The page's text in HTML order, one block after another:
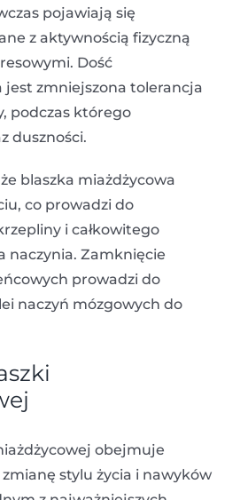
pojawiają się
z aktywnością fizyczną
Dość
jest zmniejszona tolerancja
podczas którego
duszności.
blaszka miażdżycowa
co prowadzi do
i całkowitego
naczynia. Zamknięcie
prowadzi do
naczyń mózgowych do
obejmuje
stylu życia i nawyków